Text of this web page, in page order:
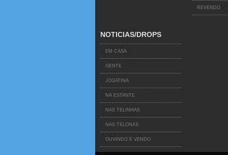
REVENDO
NOTICIAS/DROPS
EM CASA
GENTE
JOGATINA
NA ESTANTE
NAS TELINHAS
NAS TELONAS
OUVINDO E VENDO